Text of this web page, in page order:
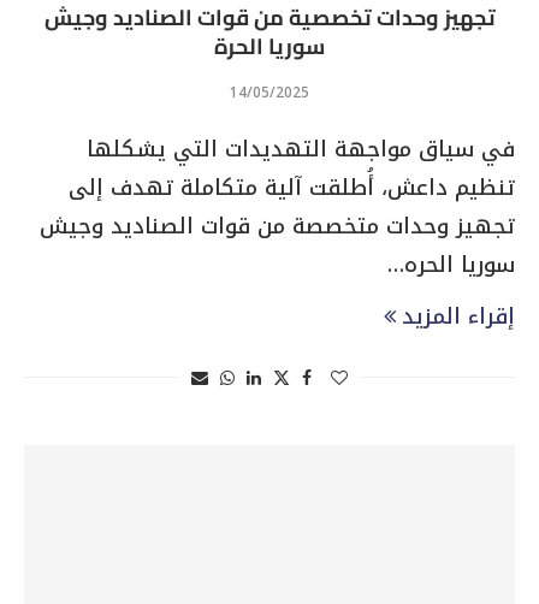
تجهيز وحدات تخصصية من قوات الصناديد وجيش
سوريا الحرة
14/05/2025
في سياق مواجهة التهديدات التي يشكلها
تنظيم داعش، أُطلقت آلية متكاملة تهدف إلى
تجهيز وحدات متخصصة من قوات الصناديد وجيش
سوريا الحره…
إقراء المزيد